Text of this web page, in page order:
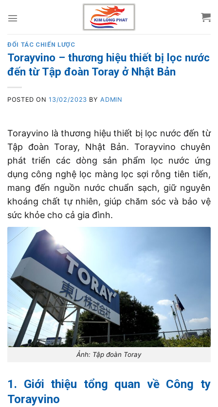
ĐỐI TÁC CHIẾN LƯỢC
Torayvino – thương hiệu thiết bị lọc nước
đến từ Tập đoàn Toray ở Nhật Bản
POSTED ON13/02/2023 BYADMIN
Torayvino là thương hiệu thiết bị lọc nước đến từ
Tập đoàn Toray, Nhật Bản. Torayvino chuyên
phát triển các dòng sản phẩm lọc nước ứng
dụng công nghệ lọc màng lọc sợi rỗng tiên tiến,
mang đến nguồn nước chuẩn sạch, giữ nguyên
khoáng chất tự nhiên, giúp chăm sóc và bảo vệ
sức khỏe cho cả gia đình.
Ảnh: Tập đoàn Toray
1. Giới thiệu tổng quan về Công ty
Torayvino